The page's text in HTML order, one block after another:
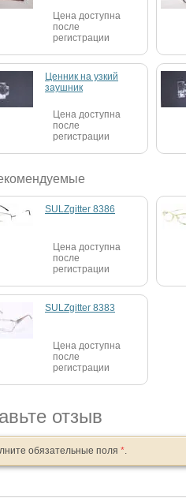
Цена доступна
после
регистрации
Ценник на узкий
заушник
Цена доступна
после
регистрации
SULZgitter 8386
Цена доступна
после
регистрации
SULZgitter 8383
Цена доступна
после
регистрации
отзыв
обязательные поля *.